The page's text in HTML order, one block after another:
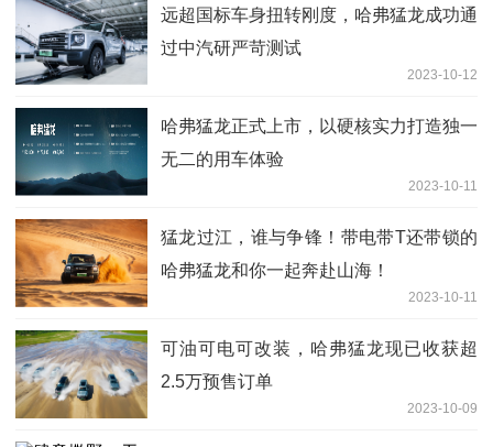
远超国标车身扭转刚度，哈弗猛龙成功通
过中汽研严苛测试
2023-10-12
哈弗猛龙正式上市，以硬核实力打造独一
无二的用车体验
2023-10-11
猛龙过江，谁与争锋！带电带T还带锁的
哈弗猛龙和你一起奔赴山海！
2023-10-11
可油可电可改装，哈弗猛龙现已收获超
2.5万预售订单
2023-10-09